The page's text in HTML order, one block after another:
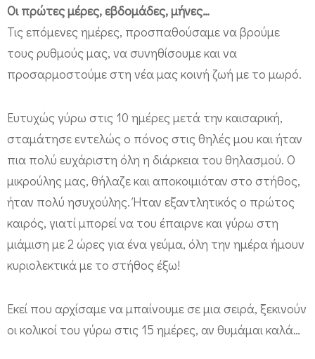
Οι πρώτες μέρες, εβδομάδες, μήνες…
Τις επόμενες ημέρες, προσπαθούσαμε να βρούμε
τους ρυθμούς μας, να συνηθίσουμε και να
προσαρμοστούμε στη νέα μας κοινή ζωή με το μωρό.
Ευτυχώς γύρω στις 10 ημέρες μετά την καισαρική,
σταμάτησε εντελώς ο πόνος στις θηλές μου και ήταν
πια πολύ ευχάριστη όλη η διάρκεια του θηλασμού. Ο
μικρούλης μας, θήλαζε και αποκοιμιόταν στο στήθος,
ήταν πολύ ησυχούλης. Ήταν εξαντλητικός ο πρώτος
καιρός, γιατί μπορεί να του έπαιρνε και γύρω στη
μιάμιση με 2 ώρες για ένα γεύμα, όλη την ημέρα ήμουν
κυριολεκτικά με το στήθος έξω!
Εκεί που αρχίσαμε να μπαίνουμε σε μια σειρά, ξεκινούν
οι κολικοί του γύρω στις 15 ημέρες, αν θυμάμαι καλά…